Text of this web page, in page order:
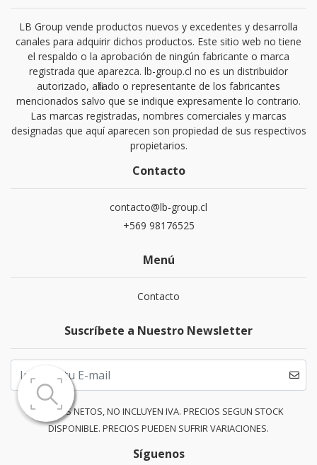
LB Group vende productos nuevos y excedentes y desarrolla
canales para adquirir dichos productos. Este sitio web no tiene
el respaldo o la aprobación de ningún fabricante o marca
registrada que aparezca. lb-group.cl no es un distribuidor
autorizado, afiliado o representante de los fabricantes
mencionados salvo que se indique expresamente lo contrario.
Las marcas registradas, nombres comerciales y marcas
designadas que aquí aparecen son propiedad de sus respectivos
propietarios.
Contacto
contacto@lb-group.cl
+569 98176525
Menú
Contacto
Suscríbete a Nuestro Newsletter
PRECIOS NETOS, NO INCLUYEN IVA. PRECIOS SEGUN STOCK
DISPONIBLE. PRECIOS PUEDEN SUFRIR VARIACIONES.
Síguenos